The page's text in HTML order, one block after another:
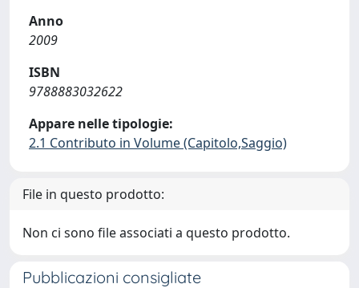
Anno
2009
ISBN
9788883032622
Appare nelle tipologie:
2.1 Contributo in Volume (Capitolo,Saggio)
File in questo prodotto:
Non ci sono file associati a questo prodotto.
Pubblicazioni consigliate